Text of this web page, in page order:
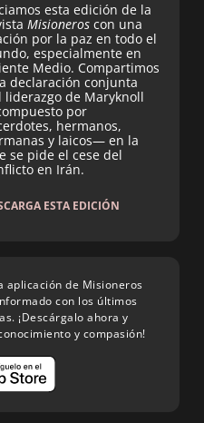
esta edición de la
Misioneros con una
por la paz en todo el
especialmente en
Medio. Compartimos
declaración conjunta
liderazgo de Maryknoll
por
hermanos,
y laicos— en la
se pide el cese del
en Irán.
ESTA EDICIÓN
aplicación de Misioneros
con los últimos
¡Descárgalo ahora y
y compasión!